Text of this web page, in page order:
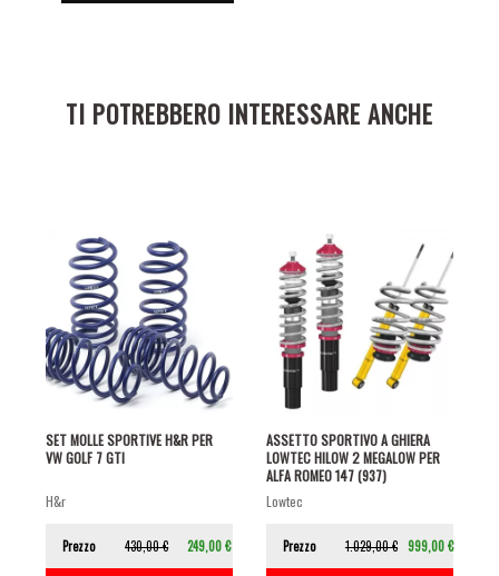
TI POTREBBERO INTERESSARE ANCHE
SET MOLLE SPORTIVE H&R PER
VW GOLF 7 GTI
h&r
Prezzo 430,00 € 249,00 €
ASSETTO SPORTIVO A GHIERA
LOWTEC HILOW 2 MEGALOW PER
ALFA ROMEO 147 (937)
lowtec
Prezzo 1.029,00 € 999,00 €